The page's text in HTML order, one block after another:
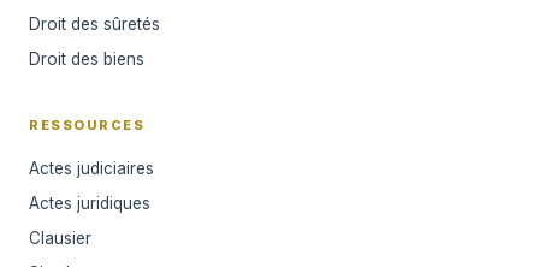
Droit des sûretés
Droit des biens
RESSOURCES
Actes judiciaires
Actes juridiques
Clausier